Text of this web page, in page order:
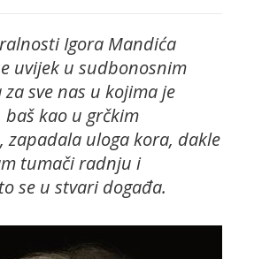
Igora Mandića
uvijek u sudbonosnim
sve nas u kojima je
baš kao u grčkim
zapadala uloga kora, dakle
tumači radnju i
se u stvari događa.